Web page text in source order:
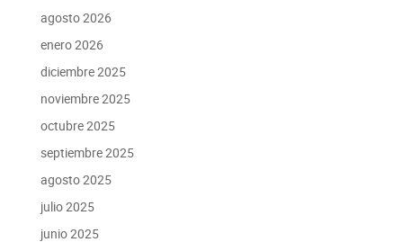
agosto 2026
enero 2026
diciembre 2025
noviembre 2025
octubre 2025
septiembre 2025
agosto 2025
julio 2025
junio 2025